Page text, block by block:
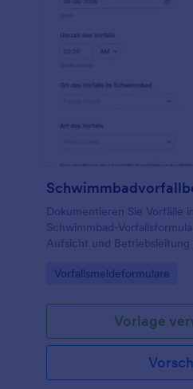
Dokumentieren Sie Vorfälle
Schwimmbad-
Aufsicht und Betriebsleitung
Auswertungen nutzen
Go to Category:
Vorfallsmeldeformulare
Vorlage